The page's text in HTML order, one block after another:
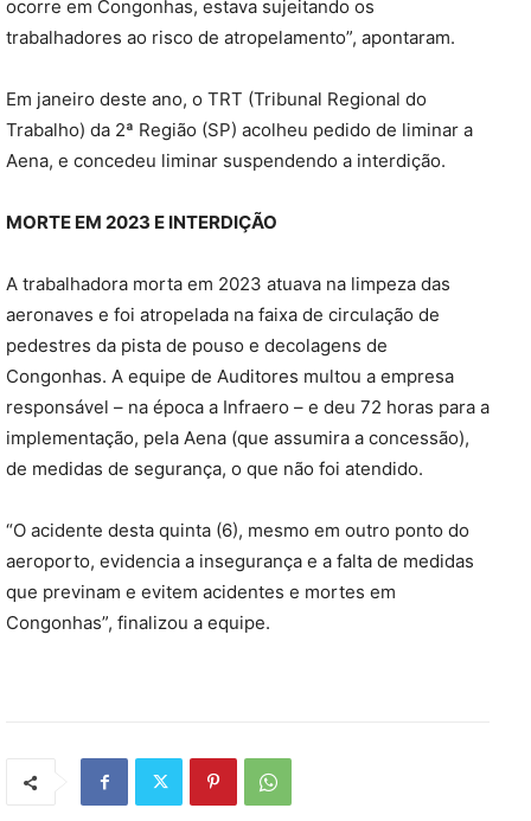
ocorre em Congonhas, estava sujeitando os
trabalhadores ao risco de atropelamento”, apontaram.
Em janeiro deste ano, o TRT (Tribunal Regional do
Trabalho) da 2ª Região (SP) acolheu pedido de liminar a
Aena, e concedeu liminar suspendendo a interdição.
MORTE EM 2023 E INTERDIÇÃO
A trabalhadora morta em 2023 atuava na limpeza das
aeronaves e foi atropelada na faixa de circulação de
pedestres da pista de pouso e decolagens de
Congonhas. A equipe de Auditores multou a empresa
responsável – na época a Infraero – e deu 72 horas para a
implementação, pela Aena (que assumira a concessão),
de medidas de segurança, o que não foi atendido.
“O acidente desta quinta (6), mesmo em outro ponto do
aeroporto, evidencia a insegurança e a falta de medidas
que previnam e evitem acidentes e mortes em
Congonhas”, finalizou a equipe.